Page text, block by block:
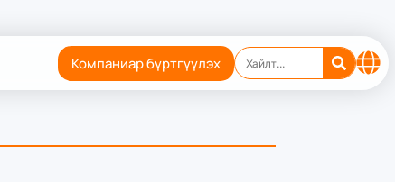
Компаниар бүртгүүлэх